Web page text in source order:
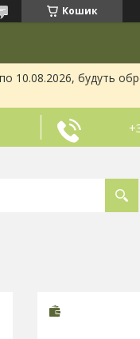
Кошик
10.08.2026, будуть